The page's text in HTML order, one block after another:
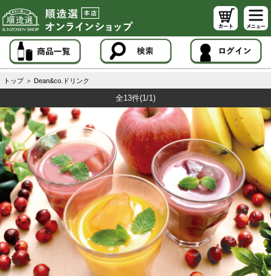
トップ ＞ Dean&co.ドリンク
全13件(1/1)